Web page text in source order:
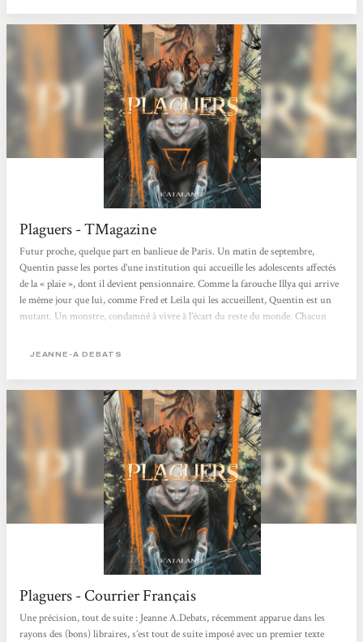
Plaguers - TMagazine
Futur proche, quelque part en banlieue de Paris. Un matin de septembre,
Quentin passe les portes d’une institution qui accueille les adolescents affectés
de la « plaie », dont il devient pensionnaire. Comme la farouche Illya qui arrive
le même jour que lui, comme Fred et Leila qui les accueillent, Quentin est un
mutant. Un monstre, condamné à vivre à l’écart du reste du monde. Chacun
contrôler, à apprivoiser. Dans cette communauté de déviants, le jeune homme
JEANNE-A DEBATS
Plaguers - Courrier Français
Une précision, tout de suite : Jeanne A.Debats, récemment apparue dans les
rayons des (bons) libraires, s’est tout de suite imposé avec un premier texte